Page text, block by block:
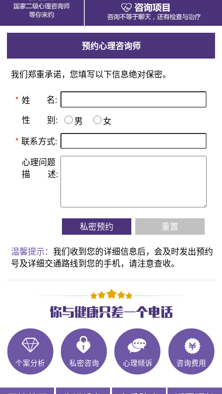
预约心理咨询师
我们郑重承诺，您填写以下信息绝对保密。
* 姓 名:
性 别: 男
女
* 联系方式:
心理问题
描
述:
私密预约 重置
温馨提示：我们收到您的详细信息后，会及时发出预约
号及详细交通路线到您的手机，请注意查收。
个案分析 私密咨询 心理倾诉 咨询费用